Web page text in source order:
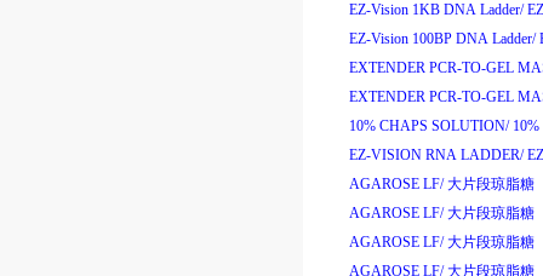
EZ-Vision 1KB DNA Ladder/
EZ-Vision 100BP DNA Ladder/
EXTENDER PCR-TO-GEL
EXTENDER PCR-TO-GEL
10% CHAPS SOLUTION/
EZ-VISION RNA LADDER/
AGAROSE LF/ 大片段琼脂糖
AGAROSE LF/ 大片段琼脂糖
AGAROSE LF/ 大片段琼脂糖
AGAROSE LF/ 大片段琼脂糖